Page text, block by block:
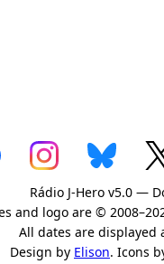
Rádio J-Hero v5.0 —
and logo are ©
All dates are displayed
Design by Elison. Icons